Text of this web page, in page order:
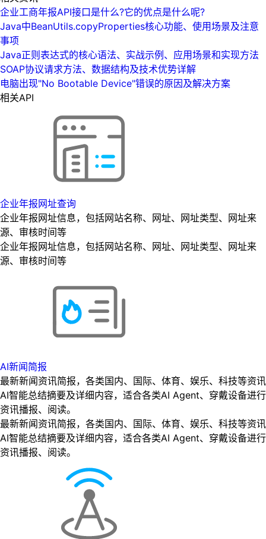
企业工商年报API接口是什么?它的优点是什么呢?
Java中BeanUtils.copyProperties核心功能、使用场景及注意
事项
Java正则表达式的核心语法、实战示例、应用场景和实现方法
SOAP协议请求方法、数据结构及技术优势详解
电脑出现"No Bootable Device"错误的原因及解决方案
相关API
企业年报网址查询
企业年报网址信息，包括网站名称、网址、网址类型、网址来
源、审核时间等
企业年报网址信息，包括网站名称、网址、网址类型、网址来
源、审核时间等
AI新闻简报
最新新闻资讯简报，各类国内、国际、体育、娱乐、科技等资讯
AI智能总结摘要及详细内容，适合各类AI Agent、穿戴设备进行
资讯播报、阅读。
最新新闻资讯简报，各类国内、国际、体育、娱乐、科技等资讯
AI智能总结摘要及详细内容，适合各类AI Agent、穿戴设备进行
资讯播报、阅读。